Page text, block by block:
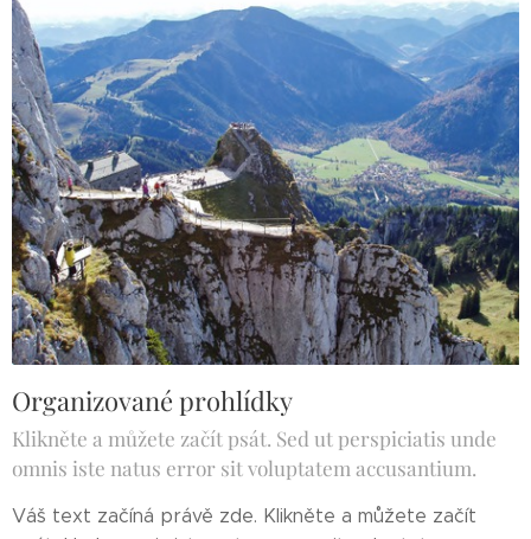
Organizované prohlídky
Klikněte a můžete začít psát. Sed ut perspiciatis unde
omnis iste natus error sit voluptatem accusantium.
Váš text začíná právě zde. Klikněte a můžete začít